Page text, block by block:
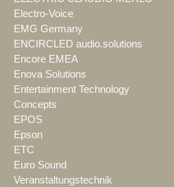
Electro-Voice
EMG Germany
ENCIRCLED audio.solutions
Encore EMEA
Enova Solutions
Entertainment Technology
Concepts
EPOS
Epson
ETC
Euro Sound
Veranstaltungstechnik